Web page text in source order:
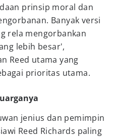
prinsip moral dan
Banyak versi
rela mengorbankan
lebih besar',
Reed utama yang
prioritas utama.
jenius dan pemimpin
Reed Richards paling